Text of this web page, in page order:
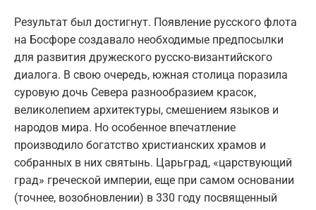
Результат был достигнут. Появление русского флота
на Босфоре создавало необходимые предпосылки
для развития дружеского русско-византийского
диалога. В свою очередь, южная столица поразила
суровую дочь Севера разнообразием красок,
великолепием архитектуры, смешением языков и
народов мира. Но особенное впечатление
производило богатство христианских храмов и
собранных в них святынь. Царьград, «царствующий
град» греческой империи, еще при самом основании
(точнее, возобновлении) в 330 году посвященный